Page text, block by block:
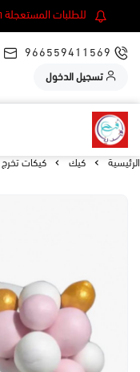
للطلبات المستعجلة ٠٥٩١٣٢٦٧١٦ المدينة و الرياض و دمام.
966559411569
تسجيل الدخول
الرئيسية كيك كيكات تخرج